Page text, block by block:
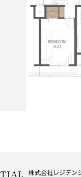
株式会社レジデン